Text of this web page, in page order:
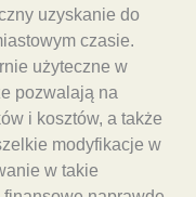
uzyskanie do
czasie.
użyteczne w
pozwalają na
i kosztów, a także
modyfikacje w
w takie